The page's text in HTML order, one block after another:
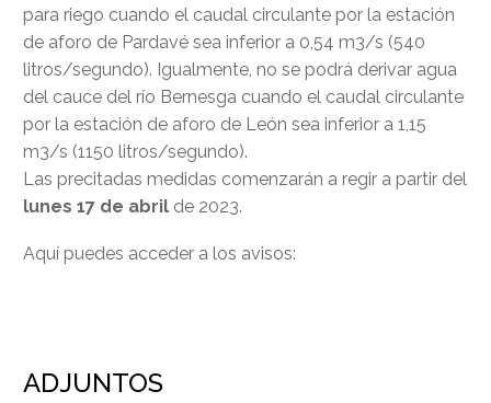
para riego cuando el caudal circulante por la estación
de aforo de Pardavé sea inferior a 0,54 m3/s (540
litros/segundo). Igualmente, no se podrá derivar agua
del cauce del río Bernesga cuando el caudal circulante
por la estación de aforo de León sea inferior a 1,15
m3/s (1150 litros/segundo).
Las precitadas medidas comenzarán a regir a partir del
lunes 17 de abril de 2023.
Aquí puedes acceder a los avisos:
ADJUNTOS